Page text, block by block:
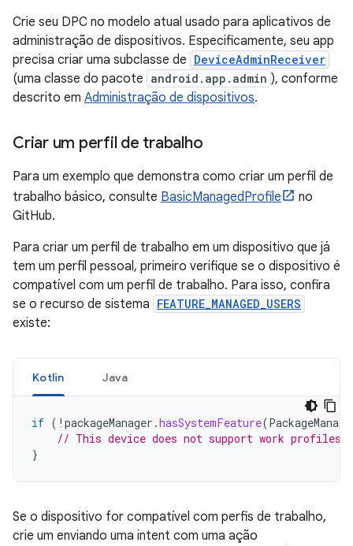
Crie seu DPC no modelo atual usado para aplicativos de
administração de dispositivos. Especificamente, seu app
precisa criar uma subclasse de DeviceAdminReceiver
(uma classe do pacote android.app.admin ), conforme
descrito em Administração de dispositivos.
Criar um perfil de trabalho
Para um exemplo que demonstra como criar um perfil de
trabalho básico, consulte BasicManagedProfile
no
GitHub.
Para criar um perfil de trabalho em um dispositivo que já
tem um perfil pessoal, primeiro verifique se o dispositivo é
compatível com um perfil de trabalho. Para isso, confira
se o recurso de sistema FEATURE_MANAGED_USERS
existe:
Kotlin Java
if ( ! packageManager .hasSystemFeature(
// This device does not support work profiles!
}
Se o dispositivo for compatível com perfis de trabalho,
crie um enviando uma intent com uma ação